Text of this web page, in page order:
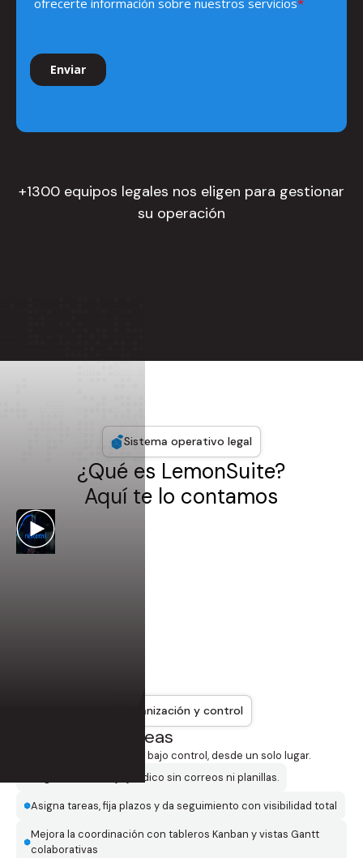
+1300 equipos legales nos eligen para gestionar
su operación
Sistema operativo legal
¿Qué es LemonSuite?
Aquí te lo contamos
Organización y control
Proyectos y tareas
Cada caso y cada entrega bajo control, desde un solo lugar.
Organiza el trabajo jurídico sin correos ni planillas.
Asigna tareas, fija plazos y da seguimiento con visibilidad total
Mejora la coordinación con tableros Kanban y vistas Gantt
colaborativas